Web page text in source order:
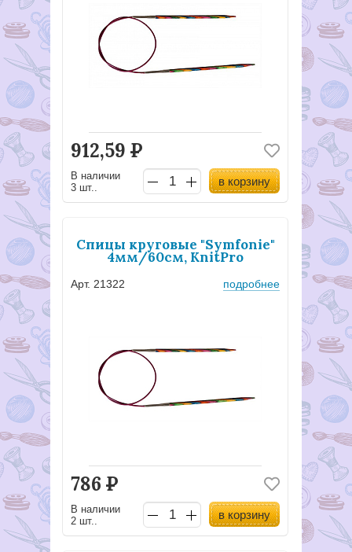
912,59 Р
В наличии
3 шт..
в корзину
Спицы круговые "Symfonie"
4мм/60см, KnitPro
Арт. 21322 подробнее
786 Р
В наличии
2 шт..
в корзину